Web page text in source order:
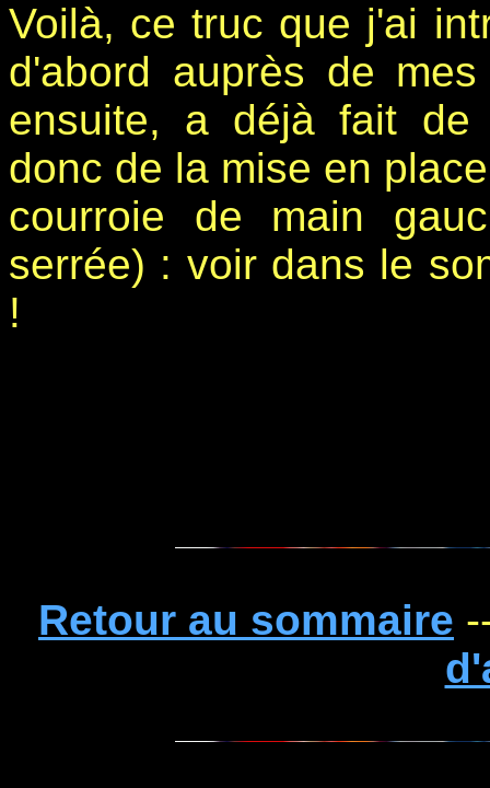
Voilà, ce truc que j'ai
d'abord auprès de
ensuite, a déjà fait de
donc de la mise en
courroie de main
serrée) : voir dans le
!
Retour au sommaire